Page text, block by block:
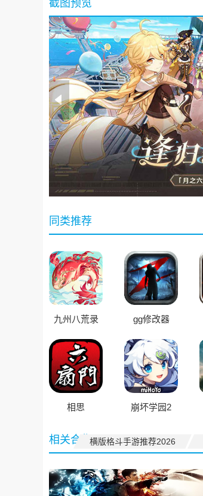
截图预览
同类推荐
九州八荒录 gg修改器
相思 崩坏学园2
相关合集横版格斗手游推荐2026